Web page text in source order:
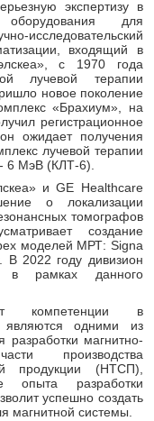
экспертизу в
оборудования для
исследовательский
входящий в
с 1970 года
лучевой терапии
новое поколение
«Брахиум», на
регистрационное
ожидает получения
лучевой терапии
6 МэВ (КЛТ-6).
и GE Healthcare
о локализации
томографов
создание
моделей МРТ: Signa
В 2022 году дивизион
в рамках данного
компетенции в
являются одними из
магнитно-
производства
продукции (НТСП),
разработки
успешно создать
магнитной системы.